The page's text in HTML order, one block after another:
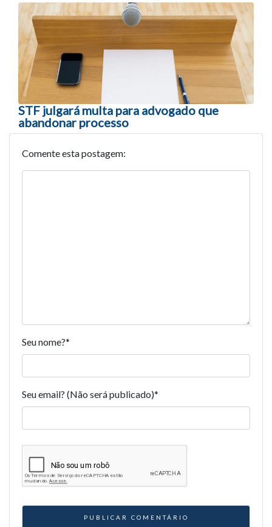
STF julgará multa para advogado que
abandonar processo
Comente esta postagem:
Seu nome?*
Seu email? (Não será publicado)*